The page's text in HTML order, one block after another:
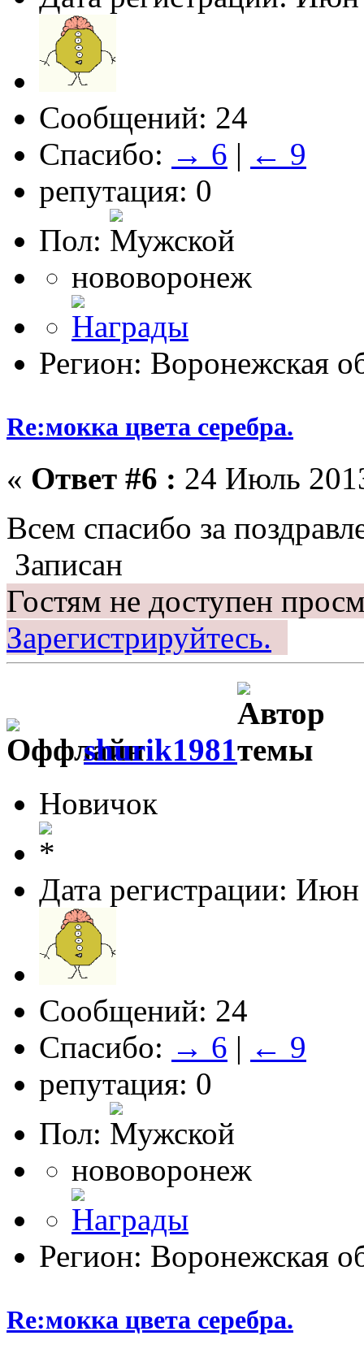
Сообщений: 24
Спасибо: → 6 | ← 9
репутация: 0
Пол:
нововоронеж
Регион: Воронежская
Re:мокка цвета серебра.
« Ответ #6 : 24 Июль
Всем спасибо за
Записан
Гостям не доступен
Зарегистрируйтесь.
shurik1981
Новичок
Дата регистрации:
Сообщений: 24
Спасибо: → 6 | ← 9
репутация: 0
Пол:
нововоронеж
Регион: Воронежская
Re:мокка цвета серебра.